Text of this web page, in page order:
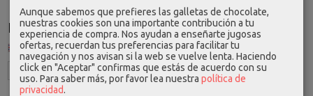
Idioma
Aunque sabemos que prefieres las galletas de chocolate,
nuestras cookies son una importante contribución a tu
experiencia de compra. Nos ayudan a enseñarte jugosas
ofertas, recuerdan tus preferencias para facilitar tu
navegación y nos avisan si la web se vuelve lenta. Haciendo
click en "Aceptar" confirmas que estás de acuerdo con su
uso. Para saber más, por favor lea nuestra política de
privacidad.